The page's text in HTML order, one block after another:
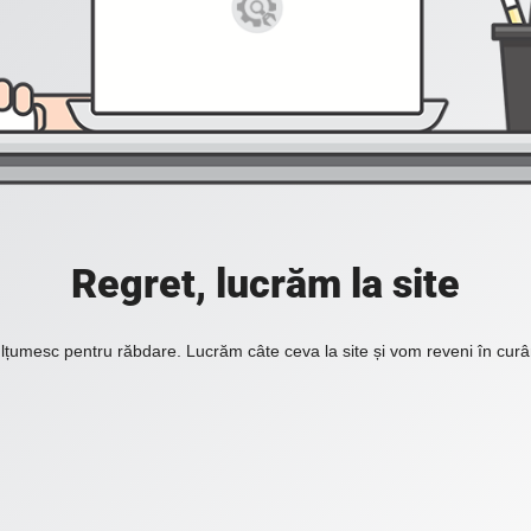
Regret, lucrăm la site
pentru răbdare. Lucrăm câte ceva la site și vom reveni în